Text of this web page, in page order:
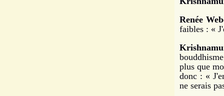
Renée
faibles : «
plus que
donc : «
ne serais